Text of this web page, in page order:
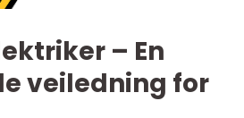
– En
veiledning for